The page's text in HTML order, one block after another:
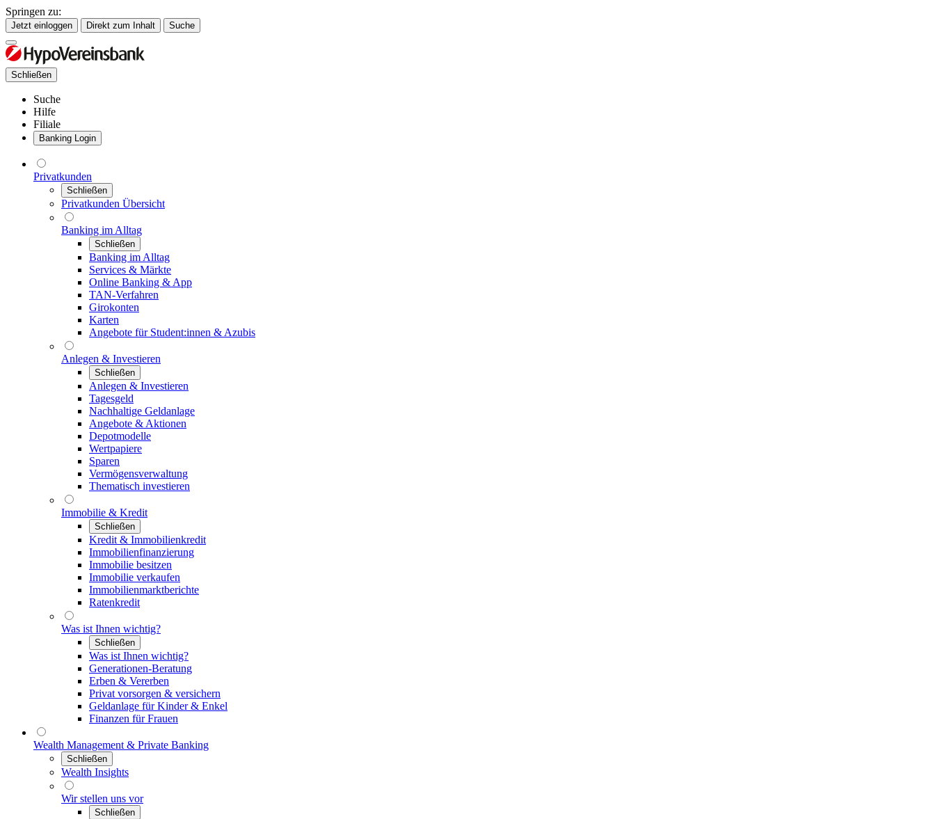
Springen zu:
Jetzt einloggen Direkt zum Inhalt Suche
Schließen
Suche
Hilfe
Filiale
Banking Login
Privatkunden
Schließen
Privatkunden Übersicht
Banking im Alltag
Schließen
Banking im Alltag
Services & Märkte
Online Banking & App
TAN-Verfahren
Girokonten
Karten
Angebote für Student:innen & Azubis
Anlegen & Investieren
Schließen
Anlegen & Investieren
Tagesgeld
Nachhaltige Geldanlage
Angebote & Aktionen
Depotmodelle
Wertpapiere
Sparen
Vermögensverwaltung
Thematisch investieren
Immobilie & Kredit
Schließen
Kredit & Immobilienkredit
Immobilienfinanzierung
Immobilie besitzen
Immobilie verkaufen
Immobilienmarktberichte
Ratenkredit
Was ist Ihnen wichtig?
Schließen
Was ist Ihnen wichtig?
Generationen-Beratung
Erben & Vererben
Privat vorsorgen & versichern
Geldanlage für Kinder & Enkel
Finanzen für Frauen
Wealth Management & Private Banking
Schließen
Wealth Insights
Wir stellen uns vor
Schließen